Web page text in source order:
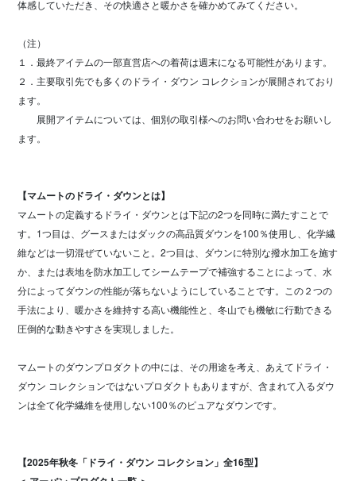
体感していただき、その快適さと暖かさを確かめてみてください。
（注）
１．最終アイテムの一部直営店への着荷は週末になる可能性があります。
２．主要取引先でも多くのドライ・ダウン コレクションが展開されており
ます。
展開アイテムについては、個別の取引様へのお問い合わせをお願いし
ます。
【マムートのドライ・ダウンとは】
マムートの定義するドライ・ダウンとは下記の2つを同時に満たすことで
す。1つ目は、グースまたはダックの高品質ダウンを100％使用し、化学繊
維などは一切混ぜていないこと。2つ目は、ダウンに特別な撥水加工を施す
か、または表地を防水加工してシームテープで補強することによって、水
分によってダウンの性能が落ちないようにしていることです。この２つの
手法により、暖かさを維持する高い機能性と、冬山でも機敏に行動できる
圧倒的な動きやすさを実現しました。
マムートのダウンプロダクトの中には、その用途を考え、あえてドライ・
ダウン コレクションではないプロダクトもありますが、含まれて入るダウ
ンは全て化学繊維を使用しない100％のピュアなダウンです。
【2025年秋冬「ドライ・ダウン コレクション」全16型】